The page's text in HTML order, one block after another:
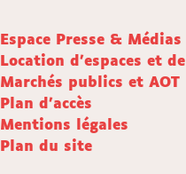
Espace Presse & Médias
Location d'espaces et
Marchés publics et AOT
Plan d'accès
Mentions légales
Plan du site